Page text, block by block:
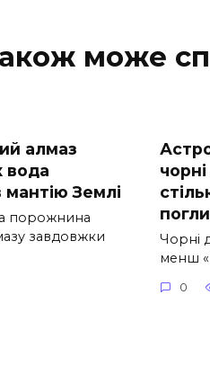
може
алмаз
вода
Землі
порожнина
завдовжки
Чорні
менш
0